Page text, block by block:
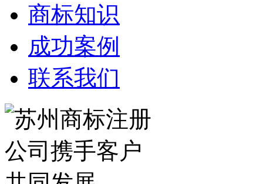
商标知识
成功案例
联系我们